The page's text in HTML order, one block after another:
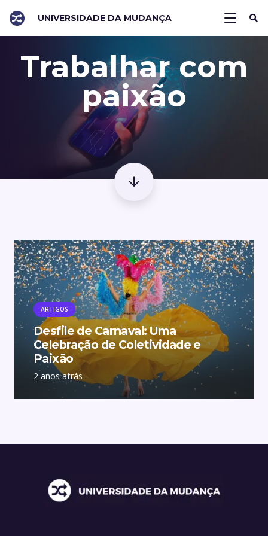
UNIVERSIDADE DA MUDANÇA
Trabalhar com
paixão
ARTIGOS
Desfile de Carnaval: Uma
Celebração de Coletividade e
Paixão
2 anos atrás